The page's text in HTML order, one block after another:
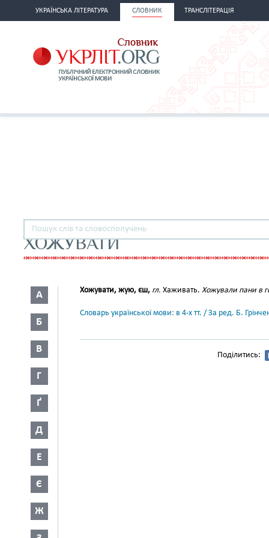
УКРАЇНСЬКА ЛІТЕРАТУРА СЛОВНИК ТРАНСЛІТЕРАЦІЯ
ХОЖУВАТИ
А
Б
В
Г
Ґ
Д
Е
Є
Ж
Хожувати, жую, єш, гл. Хаживать. Хожували пани в
Словарь української мови: в 4-х тт. / За ред. Б.
Поділитись: